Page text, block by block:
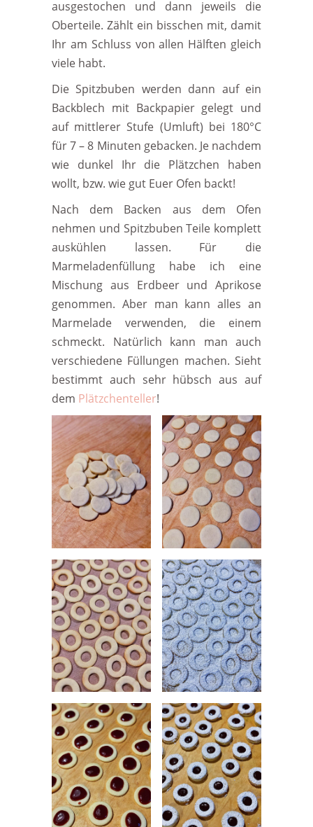
ausgestochen und dann jeweils die
Oberteile. Zählt ein bisschen mit, damit
Ihr am Schluss von allen Hälften gleich
viele habt.
Die Spitzbuben werden dann auf ein
Backblech mit Backpapier gelegt und
auf mittlerer Stufe (Umluft) bei 180°C
für 7 – 8 Minuten gebacken. Je nachdem
wie dunkel Ihr die Plätzchen haben
wollt, bzw. wie gut Euer Ofen backt!
Nach dem Backen aus dem Ofen
nehmen und Spitzbuben Teile komplett
auskühlen lassen. Für die
Marmeladenfüllung habe ich eine
Mischung aus Erdbeer und Aprikose
genommen. Aber man kann alles an
Marmelade verwenden, die einem
schmeckt. Natürlich kann man auch
verschiedene Füllungen machen. Sieht
bestimmt auch sehr hübsch aus auf
dem Plätzchenteller!